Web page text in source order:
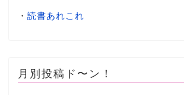
・ 読書あれこれ
月別投稿ド〜ン！